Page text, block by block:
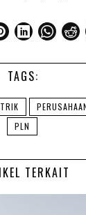
TAGS:
PLN
TERKAIT